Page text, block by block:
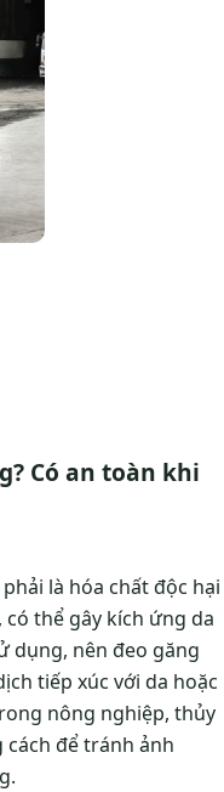
Có an toàn khi
là hóa chất độc hại
thể gây kích ứng da
dụng, nên đeo găng
tiếp xúc với da hoặc
nông nghiệp, thủy
để tránh ảnh